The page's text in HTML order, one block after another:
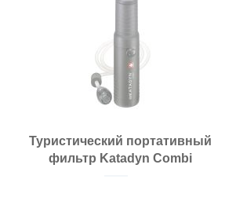
Туристический портативный
фильтр Katadyn Combi